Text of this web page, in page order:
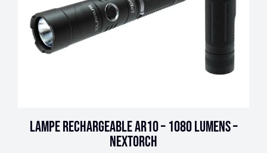
Lampe rechargeable AR10 – 1080 lumens –
Nextorch